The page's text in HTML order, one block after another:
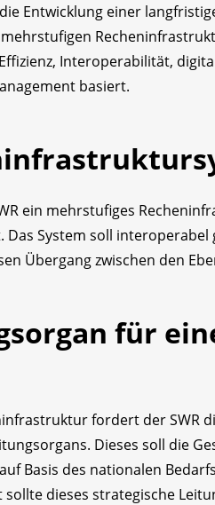
Entwicklung einer
Interoperabilität,
basiert.
ein mehrstufiges
System soll interoperabel
Übergang zwischen den
für
fordert der SWR
Dieses soll die
Basis des nationalen
dieses strategische